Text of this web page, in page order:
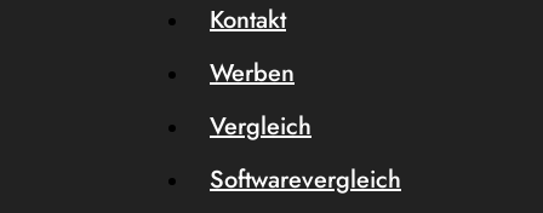
Kontakt
Werben
Vergleich
Softwarevergleich